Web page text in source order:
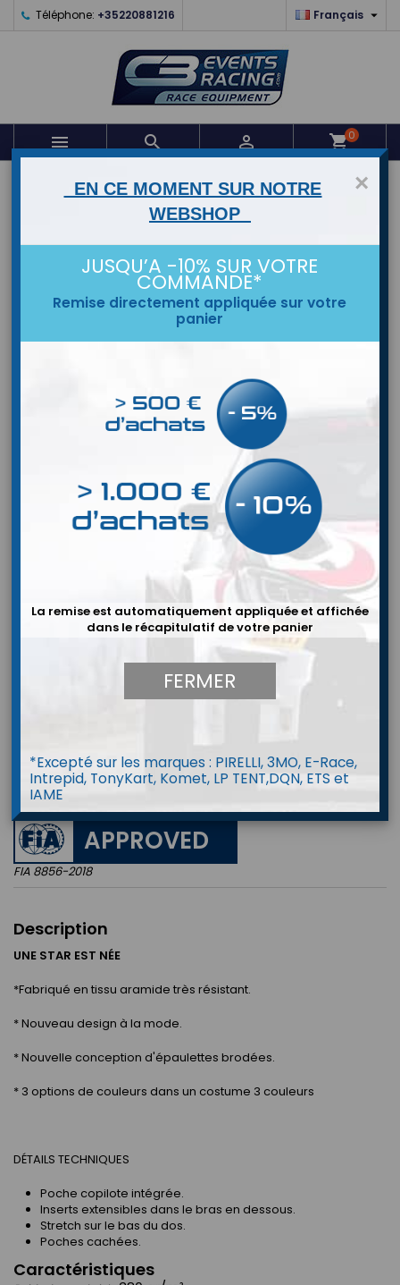
Téléphone: +35220881216 Français 
   shopping_cart0
Combinaison P1 LAP Evo (FIA 8856-
2018)
APPROVED
FIA 8856-2018
Description
UNE STAR EST NÉE
*Fabriqué en tissu aramide très résistant.
* Nouveau design à la mode.
* Nouvelle conception d'épaulettes brodées.
* 3 options de couleurs dans un costume 3 couleurs
DÉTAILS TECHNIQUES
Poche copilote intégrée.
Inserts extensibles dans le bras en dessous.
Stretch sur le bas du dos.
Poches cachées.
Caractéristiques
×
EN CE MOMENT SUR NOTRE
WEBSHOP
JUSQU’A -10% SUR VOTRE
COMMANDE*
Remise directement appliquée sur votre
panier
La remise est automatiquement appliquée et affichée
dans le récapitulatif de votre panier
FERMER
*Excepté sur les marques : PIRELLI, 3MO, E-Race,
Intrepid, TonyKart, Komet, LP TENT,DQN, ETS et
IAME